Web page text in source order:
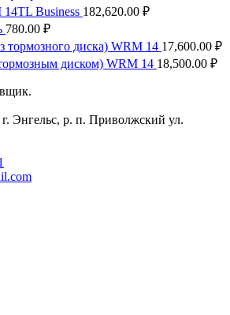
Business 182,620.00 ₽
780.00 ₽
тормозного диска) WRM 14 17,600.00 ₽
диском) WRM 14 18,500.00 ₽
Энгельс, р. п. Приволжский ул.